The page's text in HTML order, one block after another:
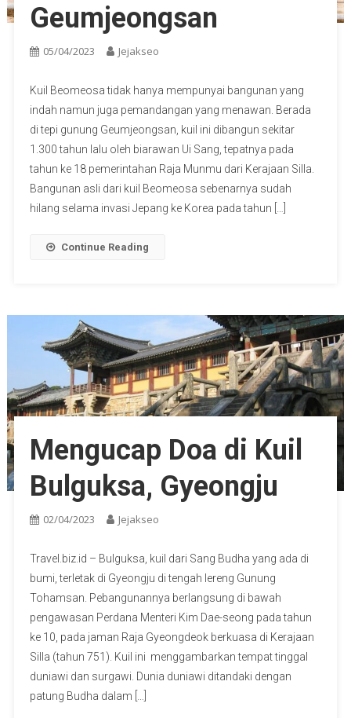
Geumjeongsan
05/04/2023 Jejakseo
Kuil Beomeosa tidak hanya mempunyai bangunan yang
indah namun juga pemandangan yang menawan. Berada
di tepi gunung Geumjeongsan, kuil ini dibangun sekitar
1.300 tahun lalu oleh biarawan Ui Sang, tepatnya pada
tahun ke 18 pemerintahan Raja Munmu dari Kerajaan Silla.
Bangunan asli dari kuil Beomeosa sebenarnya sudah
hilang selama invasi Jepang ke Korea pada tahun […]
Continue Reading
Mengucap Doa di Kuil
Bulguksa, Gyeongju
02/04/2023 Jejakseo
Travel.biz.id – Bulguksa, kuil dari Sang Budha yang ada di
bumi, terletak di Gyeongju di tengah lereng Gunung
Tohamsan. Pebangunannya berlangsung di bawah
pengawasan Perdana Menteri Kim Dae-seong pada tahun
ke 10, pada jaman Raja Gyeongdeok berkuasa di Kerajaan
Silla (tahun 751). Kuil ini menggambarkan tempat tinggal
duniawi dan surgawi. Dunia duniawi ditandaki dengan
patung Budha dalam […]